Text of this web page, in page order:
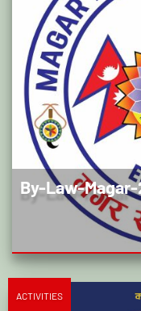
By-Law-
ACTIVITIES